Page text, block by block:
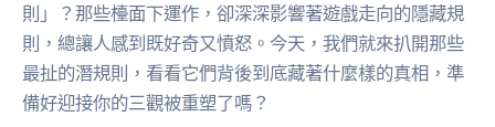
則」？那些檯面下運作，卻深深影響著遊戲走向的隱藏規
則，總讓人感到既好奇又憤怒。今天，我們就來扒開那些
最扯的潛規則，看看它們背後到底藏著什麼樣的真相，準
備好迎接你的三觀被重塑了嗎？